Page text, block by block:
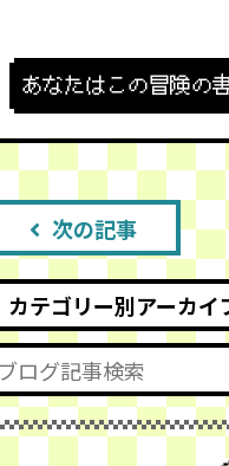
あなたはこの冒険の
次の記事